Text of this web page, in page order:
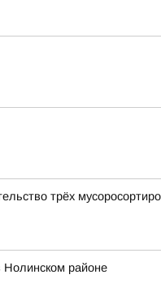
трёх
Нолинском районе